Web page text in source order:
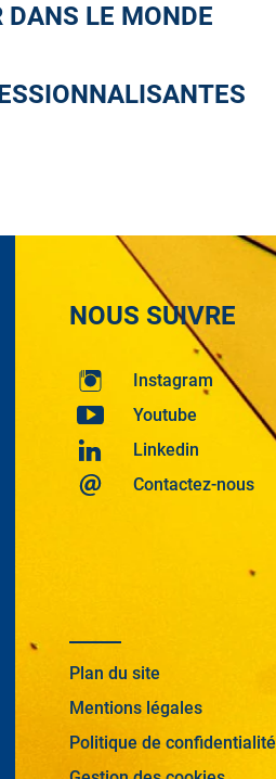
DANS LE MONDE
NOUS SUIVRE
Instagram
Youtube
Linkedin
Contactez-nous
Plan du site
Mentions légales
Politique de confidentialité